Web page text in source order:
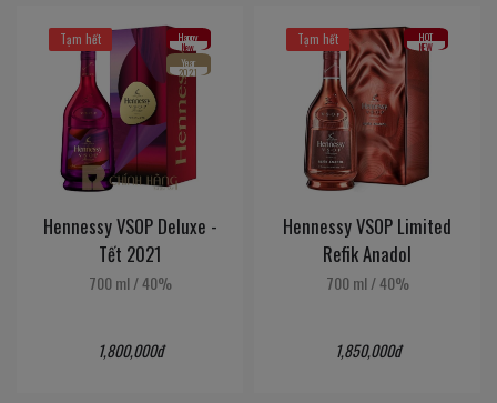
Tạm hết Happy
New
Year
2021
Hennessy VSOP Deluxe -
Tết 2021
700 ml /40%
1,800,000đ
Tạm hết HOT
NEW
Hennessy VSOP Limited
Refik Anadol
700 ml /40%
1,850,000đ